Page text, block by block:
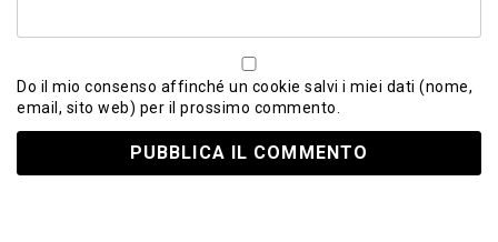
Do il mio consenso affinché un cookie salvi i miei dati (nome,
email, sito web) per il prossimo commento.